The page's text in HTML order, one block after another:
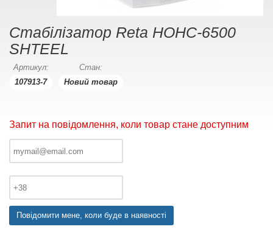
Стабілізатор Reta НОНС-6500
SHTEEL
Артикул:
107913-7
Стан:
Новий товар
Запит на повідомлення, коли товар стане доступним
Повідомити мене, коли буде в наявності